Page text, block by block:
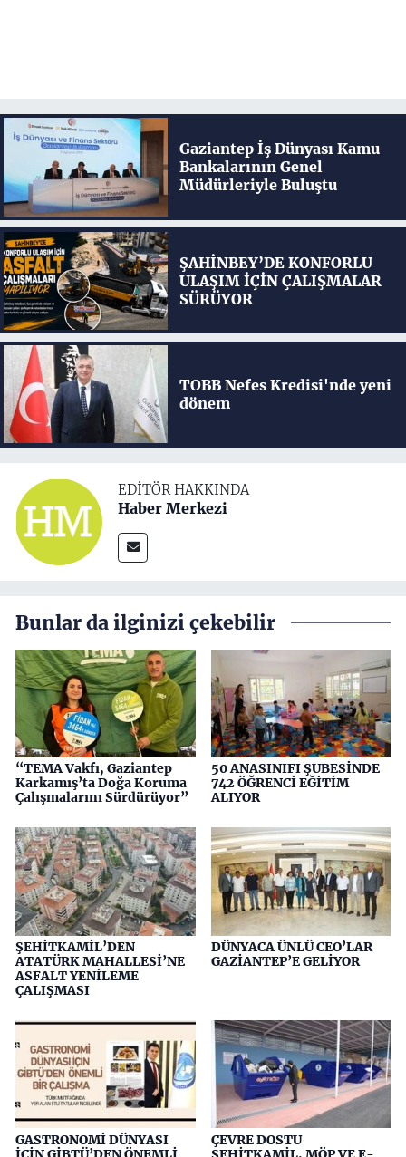
Gaziantep İş Dünyası Kamu
Bankalarının Genel
Müdürleriyle Buluştu
ŞAHİNBEY’DE KONFORLU
ULAŞIM İÇİN ÇALIŞMALAR
SÜRÜYOR
TOBB Nefes Kredisi'nde yeni
dönem
EDITÖR HAKKINDA
Haber Merkezi
Bunlar da ilginizi çekebilir
“TEMA Vakfı, Gaziantep
Karkamış’ta Doğa Koruma
Çalışmalarını Sürdürüyor”
50 ANASINIFI ŞUBESİNDE
742 ÖĞRENCİ EĞİTİM
ALIYOR
ŞEHİTKAMİL’DEN
ATATÜRK MAHALLESİ’NE
ASFALT YENİLEME
ÇALIŞMASI
DÜNYACA ÜNLÜ CEO’LAR
GAZİANTEP’E GELİYOR
GASTRONOMİ DÜNYASI
ÇEVRE DOSTU